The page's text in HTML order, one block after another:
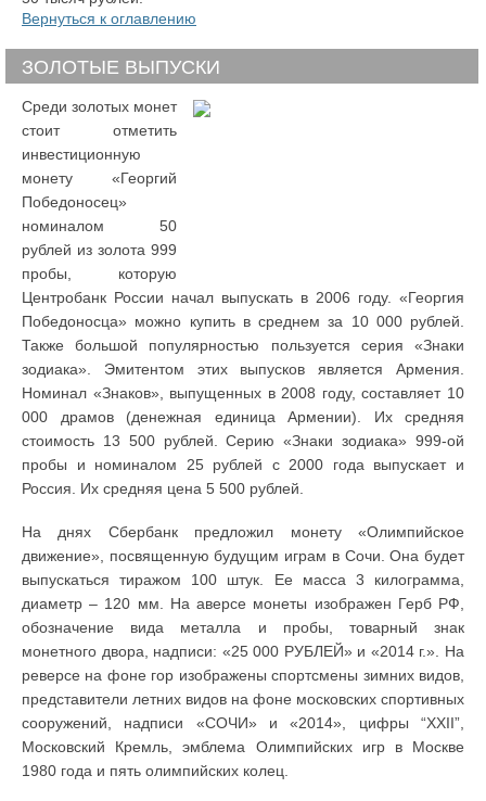
Вернуться к оглавлению
ЗОЛОТЫЕ ВЫПУСКИ
Среди золотых монет
стоит отметить
инвестиционную
монету «Георгий
Победоносец»
номиналом 50
рублей из золота 999
пробы, которую
Центробанк России начал выпускать в 2006 году. «Георгия
Победоносца» можно купить в среднем за 10 000 рублей.
Также большой популярностью пользуется серия «Знаки
зодиака». Эмитентом этих выпусков является Армения.
Номинал «Знаков», выпущенных в 2008 году, составляет 10
000 драмов (денежная единица Армении). Их средняя
стоимость 13 500 рублей. Серию «Знаки зодиака» 999-ой
пробы и номиналом 25 рублей с 2000 года выпускает и
Россия. Их средняя цена 5 500 рублей.
На днях Сбербанк предложил монету «Олимпийское
движение», посвященную будущим играм в Сочи. Она будет
выпускаться тиражом 100 штук. Ее масса 3 килограмма,
диаметр – 120 мм. На аверсе монеты изображен Герб РФ,
обозначение вида металла и пробы, товарный знак
монетного двора, надписи: «25 000 РУБЛЕЙ» и «2014 г.». На
реверсе на фоне гор изображены спортсмены зимних видов,
представители летних видов на фоне московских спортивных
сооружений, надписи «СОЧИ» и «2014», цифры “XXII”,
Московский Кремль, эмблема Олимпийских игр в Москве
1980 года и пять олимпийских колец.